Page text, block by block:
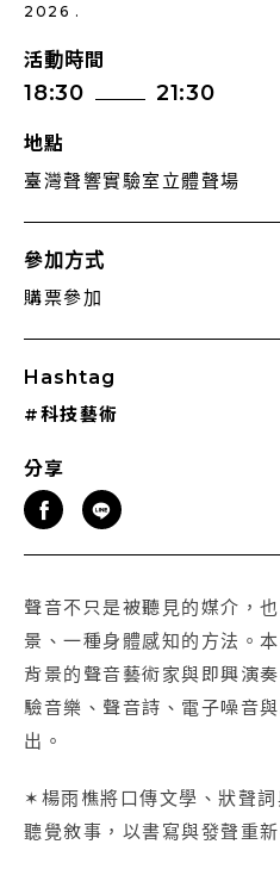
2026 .
活動時間
18:30 21:30
地點
臺灣聲響實驗室立體聲場
參加方式
購票參加
Hashtag
#科技藝術
分享
聲音不只是被聽見的媒介，
景、一種身體感知的方法。
背景的聲音藝術家與即興演
驗音樂、聲音詩、電子噪音
出。
✶楊雨樵將口傳文學、狀聲
聽覺敘事，以書寫與發聲重